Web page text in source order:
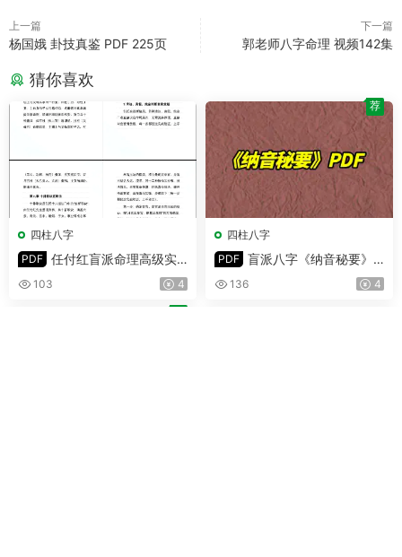
上一篇
杨国娥 卦技真鉴 PDF 225页
下一篇
郭老师八字命理 视频142集
猜你喜欢
四柱八字
PDF 任付红盲派命理高级实
战全书 PDF电子版 319页
103 4
四柱八字
PDF 盲派八字《纳音秘要》P
DF电子版 291页
136 4
荐